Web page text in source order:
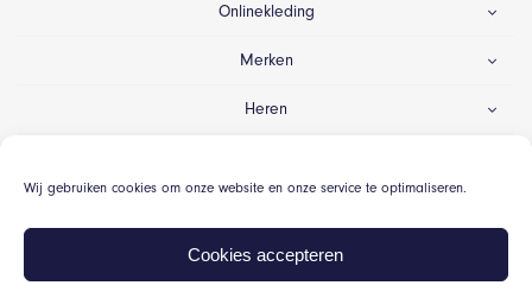
Wij gebruiken cookies om onze website en onze service te optimaliseren.
Cookies accepteren
Onlinekleding
Merken
Heren